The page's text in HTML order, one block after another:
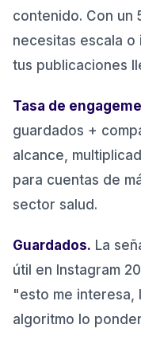
contenido. Con un
necesitas escala o
tus publicaciones
Tasa de
guardados +
alcance,
para cuentas de
sector salud.
Guardados. La
útil en Instagram
"esto me interesa,
algoritmo lo